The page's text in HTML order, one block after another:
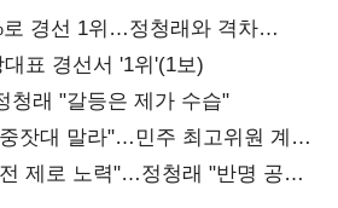
로 경선 1위…정청래와 격차
표 경선서 '1위'(1보)
래 "갈등은 제가 수습"
잣대 말라"…민주 최고위원 계파
제로 노력"…정청래 "반명 공세